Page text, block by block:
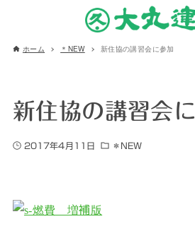
ホーム ＊NEW 新住協の講習会に参加
新住協の講習会
2017年4月11日 ＊NEW